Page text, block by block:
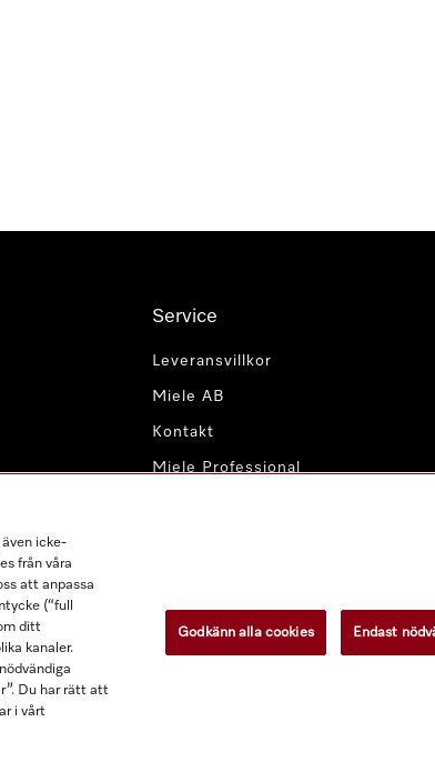
Service
Leveransvillkor
Miele AB
Kontakt
Miele Professional
är exklusive moms.
icke-
från våra
att anpassa
(“full
ditt
kanaler.
Du har rätt att
i vårt
Godkänn alla cookies Endast